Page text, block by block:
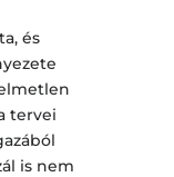
és
tervei
is nem